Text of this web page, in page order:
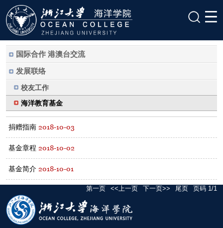
国际合作 港澳台交流
发展联络
校友工作
海洋教育基金
捐赠指南 2018-10-03
基金章程 2018-10-02
基金简介 2018-10-01
第一页 <<上一页 下一页>> 尾页 页码 1/1